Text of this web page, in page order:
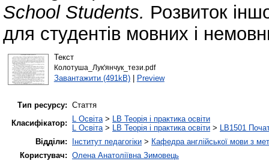
School Students. Розвиток
для студентів мовних і
Текст
Колотуша_Лук'янчук_тези.pdf
Завантажити (491kB)| Preview
Тип ресурсу: Стаття
Класифікатор:
L Освіта> LB Теорія і практика освіти
L Освіта> LB Теорія і практика освіти > LB1501
Відділи:
Інститут педагогіки > Кафедра англійської мови з
Користувач: Олена Анатоліївна Зимовець